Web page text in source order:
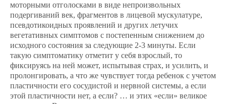
моторными отголосками в виде непроизвольных
подергиваний век, фрагментов в лицевой мускулатуре,
псевдотикоидных проявлений и других летучих
вегетативных симптомов с постепенным снижением до
исходного состояния за следующие 2-3 минуты. Если
такую симптоматику отметит у себя взрослый, то
фиксируясь на ней может, испытывая страх, и усилить, и
пролонгировать, а что же чувствует тогда ребенок с учетом
пластичности его сосудистой и нервной системы, а если
этой пластичности нет, а если? … и этих «если» великое